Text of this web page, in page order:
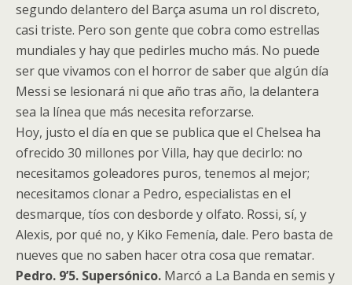
segundo delantero del Barça asuma un rol discreto,
casi triste. Pero son gente que cobra como estrellas
mundiales y hay que pedirles mucho más. No puede
ser que vivamos con el horror de saber que algún día
Messi se lesionará ni que año tras año, la delantera
sea la línea que más necesita reforzarse.
Hoy, justo el día en que se publica que el Chelsea ha
ofrecido 30 millones por Villa, hay que decirlo: no
necesitamos goleadores puros, tenemos al mejor;
necesitamos clonar a Pedro, especialistas en el
desmarque, tíos con desborde y olfato. Rossi, sí, y
Alexis, por qué no, y Kiko Femenía, dale. Pero basta de
nueves que no saben hacer otra cosa que rematar.
Pedro. 9’5. Supersónico. Marcó a La Banda en semis y